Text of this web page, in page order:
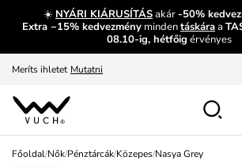
☀️ NYÁRI KIÁRUSÍTÁSakár-50%
Extra −15% kedvezmény mindentáskáraa
08.10-ig, hétfőig érvényes
És mi az, amit máshol nem lehet megtudni?
Fedezze fel velünk az újdonságokat. Megtekintés
Meríts ihletet Mutatni
Ingyenes csere és visszaküldés
Főoldal/Nők/Pénztárcák/Közepes/Nasya Grey